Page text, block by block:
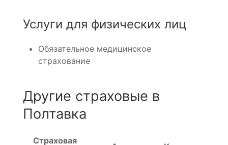
Услуги для физических лиц
Обязательное медицинское
страхование
Другие страховые в
Полтавка
Страховая